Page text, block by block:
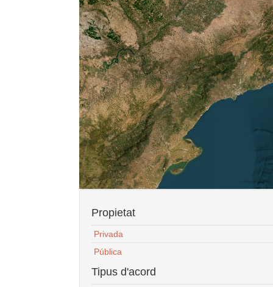
Propietat
Privada
Pública
Tipus d'acord